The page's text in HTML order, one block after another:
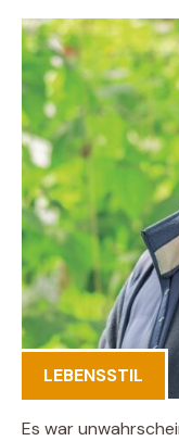
LEBENSSTIL
Es war